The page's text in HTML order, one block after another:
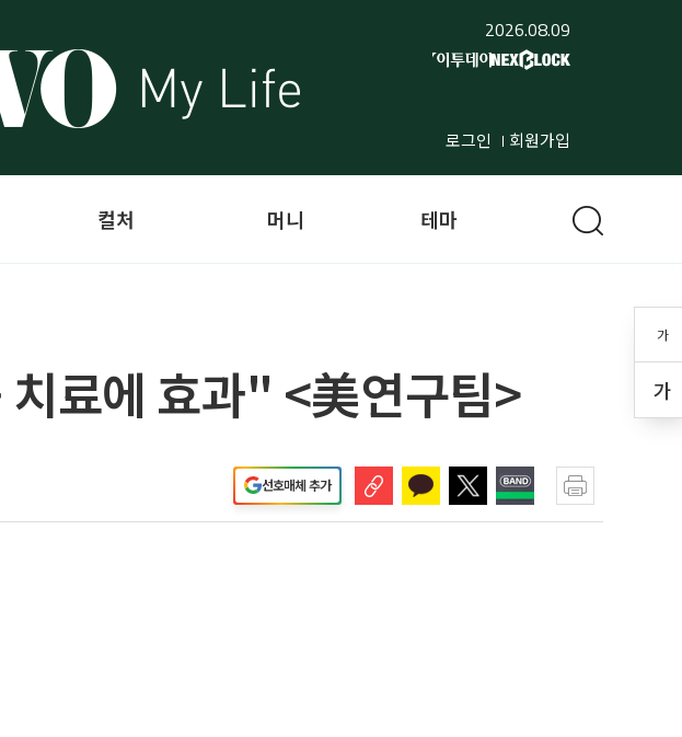
2026.08.09
로그인 회원가입
가
가
컬처 머니 테마
료에 효과" <美연구팀>
선호매체 추가